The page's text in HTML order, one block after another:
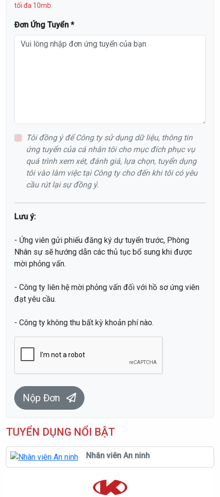
tối đa 10mb.
Đơn Ứng Tuyển *
Tôi đồng ý để Công ty sử dụng dữ liệu, thông tin
ứng tuyển của cá nhân tôi cho mục đích phục vụ
quá trình xem xét, đánh giá, lựa chọn, tuyển dụng
tôi vào làm việc tại Công ty cho đến khi tôi có yêu
cầu rút lại sự đồng ý.
Lưu ý:
- Ứng viên gửi phiếu đăng ký dự tuyển trước, Phòng
Nhân sự sẽ hướng dẫn các thủ tục bổ sung khi được
mời phỏng vấn.
- Công ty liên hệ mời phỏng vấn đối với hồ sơ ứng viên
đạt yêu cầu.
- Công ty không thu bất kỳ khoản phí nào.
Nộp Đơn
TUYỂN DỤNG NỔI BẬT
Nhân viên An ninh